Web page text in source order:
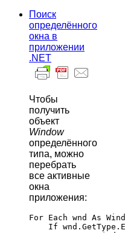
Поиск
определённого
окна в
приложении
.NET
Чтобы
получить
объект
Window
определённого
типа, можно
перебрать
все активные
окна
приложения:
For Each wnd As
If